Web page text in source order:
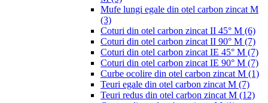
Mufe lungi egale din otel carbon zincat M
(3)
Coturi din otel carbon zincat II 45° M (6)
Coturi din otel carbon zincat II 90° M (7)
Coturi din otel carbon zincat IE 45° M (7)
Coturi din otel carbon zincat IE 90° M (7)
Curbe ocolire din otel carbon zincat M (1)
Teuri egale din otel carbon zincat M (7)
Teuri redus din otel carbon zincat M (12)